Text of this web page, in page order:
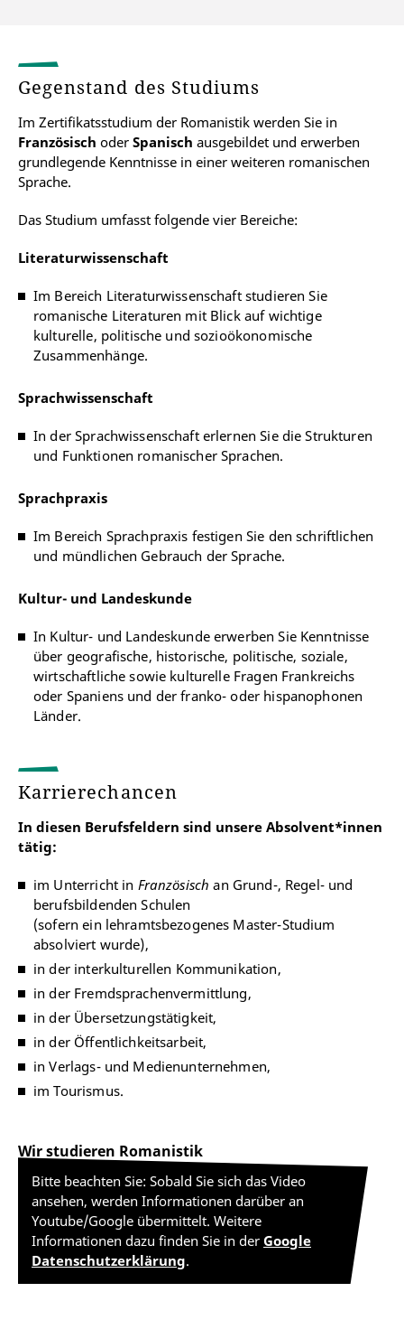
Gegenstand des Studiums
Im Zertifikatsstudium der Romanistik werden Sie in
Französisch oder Spanisch ausgebildet und erwerben
grundlegende Kenntnisse in einer weiteren romanischen
Sprache.
Das Studium umfasst folgende vier Bereiche:
Literaturwissenschaft
Im Bereich Literaturwissenschaft studieren Sie
romanische Literaturen mit Blick auf wichtige
kulturelle, politische und sozioökonomische
Zusammenhänge.
Sprachwissenschaft
In der Sprachwissenschaft erlernen Sie die Strukturen
und Funktionen romanischer Sprachen.
Sprachpraxis
Im Bereich Sprachpraxis festigen Sie den schriftlichen
und mündlichen Gebrauch der Sprache.
Kultur- und Landeskunde
In Kultur- und Landeskunde erwerben Sie Kenntnisse
über geografische, historische, politische, soziale,
wirtschaftliche sowie kulturelle Fragen Frankreichs
oder Spaniens und der franko- oder hispanophonen
Länder.
Karrierechancen
In diesen Berufsfeldern sind unsere Absolvent*innen
tätig:
im Unterricht in Französischan Grund-, Regel- und
berufsbildenden Schulen
(sofern ein lehramtsbezogenes Master-Studium
absolviert wurde),
in der interkulturellen Kommunikation,
in der Fremdsprachenvermittlung,
in der Übersetzungstätigkeit,
in der Öffentlichkeitsarbeit,
in Verlags- und Medienunternehmen,
im Tourismus.
Wir studieren Romanistik
Bitte beachten Sie: Sobald Sie sich das Video
ansehen, werden Informationen darüber an
Youtube/Google übermittelt. Weitere
Informationen dazu finden Sie in der Google
Datenschutzerklärung.